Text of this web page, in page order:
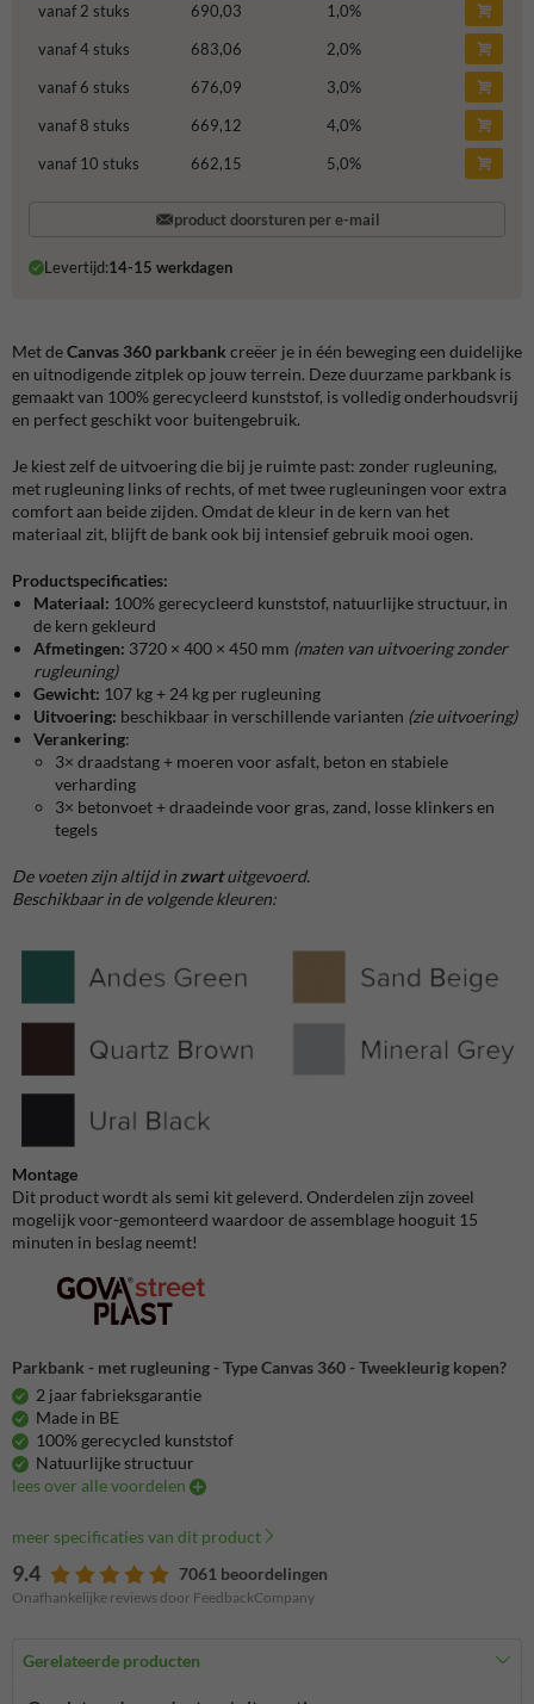
vanaf 2 stuks
690,03 1,0%
vanaf 4 stuks
683,06 2,0%
vanaf 6 stuks
676,09 3,0%
vanaf 8 stuks
669,12 4,0%
vanaf 10 stuks
662,15 5,0%
product doorsturen per e-mail
Levertijd:14-15 werkdagen
Met deCanvas 360 parkbank creëer je in één beweging een duidelijke
en uitnodigende zitplek op jouw terrein. Deze duurzame parkbank is
gemaakt van 100% gerecycleerd kunststof, is volledig onderhoudsvrij
en perfect geschikt voor buitengebruik.
Je kiest zelf de uitvoering die bij je ruimte past: zonder rugleuning,
met rugleuning links of rechts, of met twee rugleuningen voor extra
comfort aan beide zijden. Omdat de kleur in de kern van het
materiaal zit, blijft de bank ook bij intensief gebruik mooi ogen.
Productspecificaties:
Materiaal: 100% gerecycleerd kunststof, natuurlijke structuur, in
de kern gekleurd
Afmetingen: 3720 × 400 × 450 mm (maten van uitvoering zonder
rugleuning)
Gewicht: 107 kg + 24 kg per rugleuning
Uitvoering: beschikbaar in verschillende varianten (zie uitvoering)
Verankering:
3× draadstang + moeren voor asfalt, beton en stabiele
verharding
3× betonvoet + draadeinde voor gras, zand, losse klinkers en
tegels
De voeten zijn altijd in zwartuitgevoerd.
Beschikbaar in de volgende kleuren:
Montage
Dit product wordt als semi kit geleverd. Onderdelen zijn zoveel
mogelijk voor-gemonteerd waardoor de assemblage hooguit 15
minuten in beslag neemt!
Parkbank - met rugleuning - Type Canvas 360 - Tweekleurig kopen?
2 jaar fabrieksgarantie
Made in BE
100% gerecycled kunststof
Natuurlijke structuur
lees over alle voordelen
meer specificaties van dit product
9.4 7061 beoordelingen
Onafhankelijke reviews door FeedbackCompany
Gerelateerde producten